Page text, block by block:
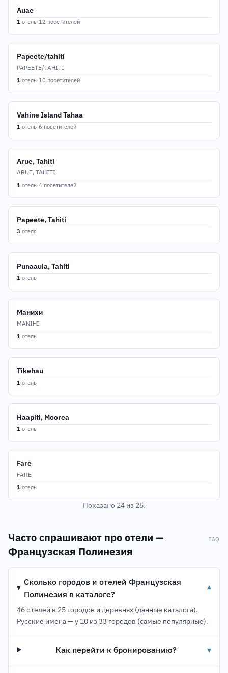
Auae
1 отель·12 посетителей
Papeete/tahiti
PAPEETE/TAHITI
1 отель·10 посетителей
Vahine Island Tahaa
1 отель·6 посетителей
Arue, Tahiti
ARUE, TAHITI
1 отель·4 посетителей
Papeete, Tahiti
3 отеля
Punaauia, Tahiti
1 отель
Манихи
MANIHI
1 отель
Tikehau
1 отель
Haapiti, Moorea
1 отель
Fare
FARE
1 отель
Показано 24 из 25.
Часто спрашивают про отели —
Французская Полинезия
FAQ
Сколько городов и отелей Французская
Полинезия в каталоге?
▾
46 отелей в 25 городов и деревнях (данные каталога).
Русские имена — у 10 из 33 городов (самые популярные).
Как перейти к бронированию? ▾